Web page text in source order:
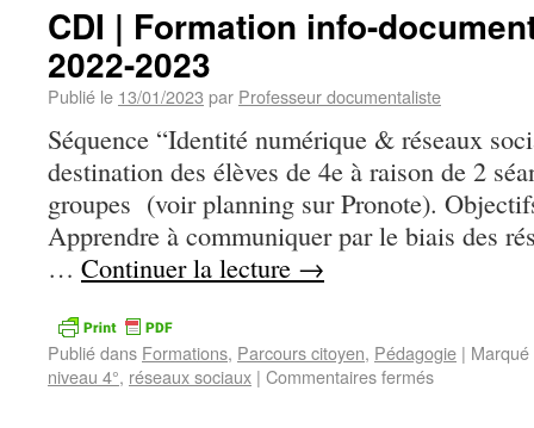
CDI | Formation info-
2022-2023
Publié le 13/01/2023 par Professeur documentaliste
Séquence “Identité numérique & réseaux
destination des élèves de 4e à raison de 2
groupes (voir planning sur Pronote).
Apprendre à communiquer par le biais des
… Continuer la lecture →
Publié dans Formations, Parcours citoyen, Pédagogie |
niveau 4°, réseaux sociaux | Commentaires fermés